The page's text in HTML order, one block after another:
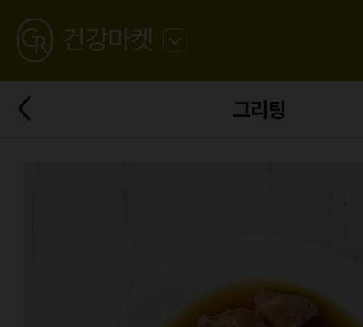
GREATING
건강마켓
로
그리팅
뒤
로
가